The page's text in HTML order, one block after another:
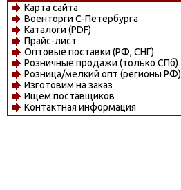
Карта сайта
Военторги С-Петербурга
Каталоги (PDF)
Прайс-лист
Оптовые поставки (РФ, СНГ)
Розничные продажи (только СПб)
Розница/мелкий опт (регионы РФ)
Изготовим на заказ
Ищем поставщиков
Контактная информация